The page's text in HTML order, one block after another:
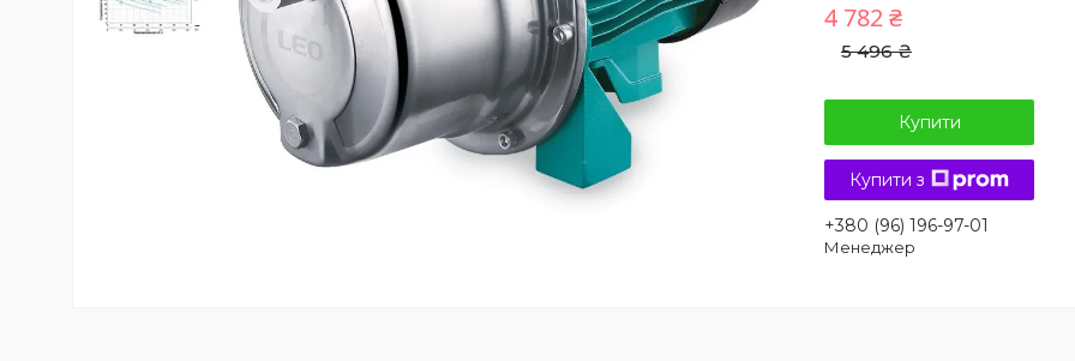
5 496 ₴
4 782 ₴
Купити
Купити з
+380 (96) 196-97-01
Менеджер